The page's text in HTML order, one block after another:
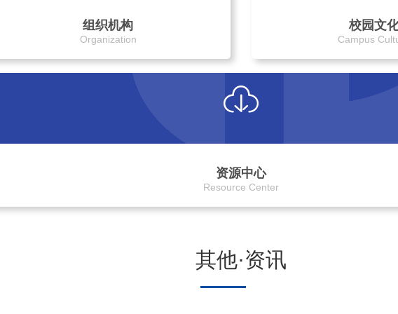
组织机构
Organization
校园文
Campus
资源中心
Resource Center
其他·资讯